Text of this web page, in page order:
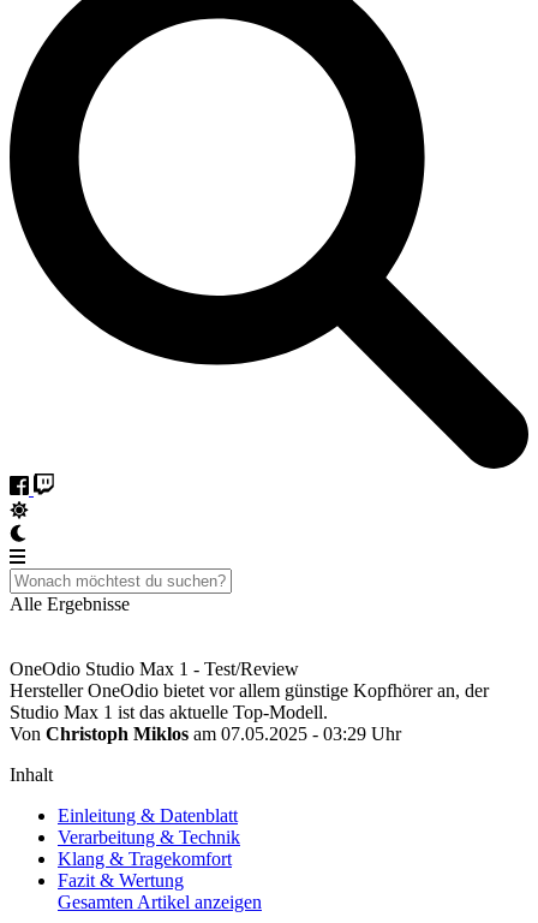
Alle Ergebnisse
OneOdio Studio Max 1 - Test/Review
Hersteller OneOdio bietet vor allem günstige Kopfhörer an, der
Studio Max 1 ist das aktuelle Top-Modell.
Von Christoph Miklos am 07.05.2025 - 03:29 Uhr
Inhalt
Einleitung & Datenblatt
Verarbeitung & Technik
Klang & Tragekomfort
Fazit & Wertung
Gesamten Artikel anzeigen